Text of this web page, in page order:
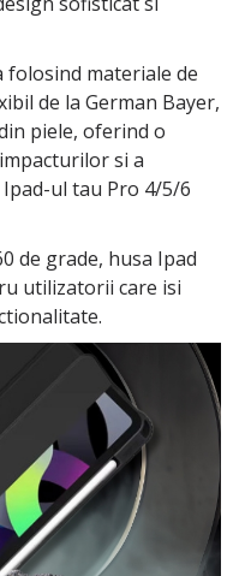
folosind materiale de
de la German Bayer,
piele, oferind o
si a
ul tau Pro 4/5/6
de grade, husa Ipad
utilizatorii care isi